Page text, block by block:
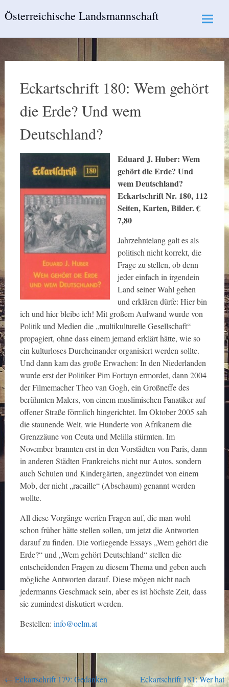
toÖsterreichische Landsmannschaft
Eckartschrift 180: Wem gehört
die Erde? Und wem
Deutschland?
Eduard J. Huber: Wem
gehört die Erde? Und
wem Deutschland?
Eckartschrift Nr. 180, 112
Seiten, Karten, Bilder. €
7,80
Jahrzehntelang galt es als
politisch nicht korrekt, die
Frage zu stellen, ob denn
jeder einfach in irgendein
Land seiner Wahl gehen
und erklären dürfe: Hier bin
ich und hier bleibe ich! Mit großem Aufwand wurde von
Politik und Medien die „multikulturelle Gesellschaft“
propagiert, ohne dass einem jemand erklärt hätte, wie so
ein kulturloses Durcheinander organisiert werden sollte.
Und dann kam das große Erwachen: In den Niederlanden
wurde erst der Politiker Pim Fortuyn ermordet, dann 2004
der Filmemacher Theo van Gogh, ein Großneffe des
berühmten Malers, von einem muslimischen Fanatiker auf
offener Straße förmlich hingerichtet. Im Oktober 2005 sah
die staunende Welt, wie Hunderte von Afrikanern die
Grenzzäune von Ceuta und Melilla stürmten. Im
November brannten erst in den Vorstädten von Paris, dann
in anderen Städten Frankreichs nicht nur Autos, sondern
auch Schulen und Kindergärten, angezündet von einem
Mob, der nicht „racaille“ (Abschaum) genannt werden
wollte.
All diese Vorgänge werfen Fragen auf, die man wohl
schon früher hätte stellen sollen, um jetzt die Antworten
darauf zu finden. Die vorliegende Essays „Wem gehört die
Erde?“ und „Wem gehört Deutschland“ stellen die
entscheidenden Fragen zu diesem Thema und geben auch
mögliche Antworten darauf. Diese mögen nicht nach
jedermanns Geschmack sein, aber es ist höchste Zeit, dass
sie zumindest diskutiert werden.
Bestellen: info@oelm.at
Post
← Eckartschrift 179: Gedanken
Eckartschrift 181: Wer hat